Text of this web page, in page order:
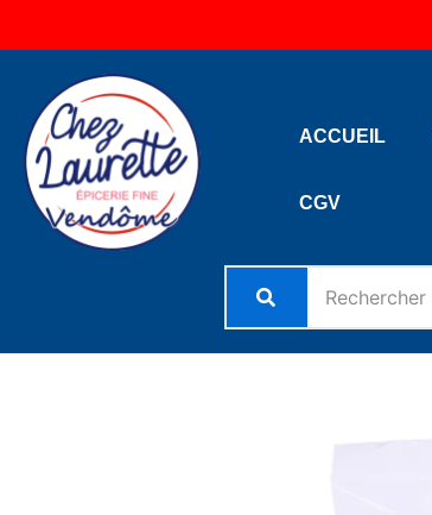
au
ACCUEIL
CGV